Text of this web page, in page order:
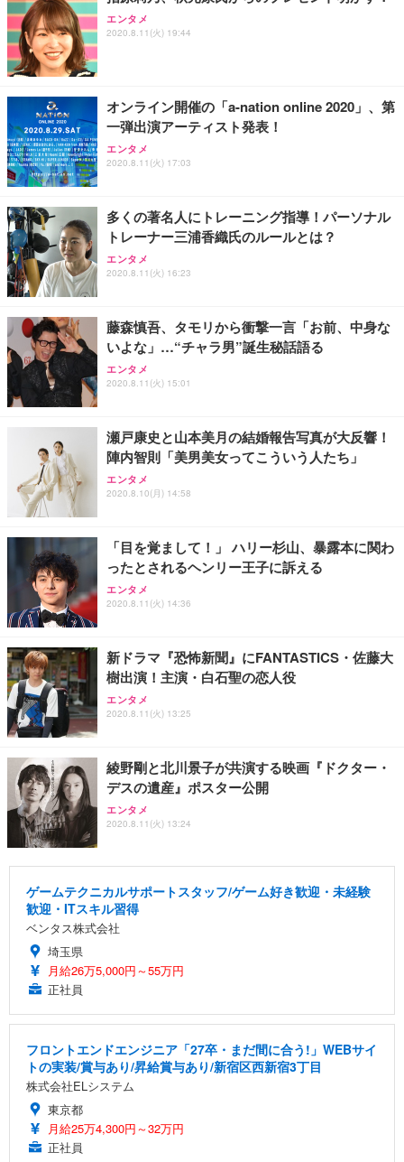
エンタメ
2020.8.11(火) 19:44
オンライン開催の「a-nation online 2020」、第
一弾出演アーティスト発表！
エンタメ
2020.8.11(火) 17:03
多くの著名人にトレーニング指導！パーソナル
トレーナー三浦香織氏のルールとは？
エンタメ
2020.8.11(火) 16:23
藤森慎吾、タモリから衝撃一言「お前、中身な
いよな」…“チャラ男”誕生秘話語る
エンタメ
2020.8.11(火) 15:01
瀬戸康史と山本美月の結婚報告写真が大反響！
陣内智則「美男美女ってこういう人たち」
エンタメ
2020.8.10(月) 14:58
「目を覚まして！」 ハリー杉山、暴露本に関わ
ったとされるヘンリー王子に訴える
エンタメ
2020.8.11(火) 14:36
新ドラマ『恐怖新聞』にFANTASTICS・佐藤大
樹出演！主演・白石聖の恋人役
エンタメ
2020.8.11(火) 13:25
綾野剛と北川景子が共演する映画『ドクター・
デスの遺産』ポスター公開
エンタメ
2020.8.11(火) 13:24
ゲームテクニカルサポートスタッフ/ゲーム好き歓迎・未経験
歓迎・ITスキル習得
ベンタス株式会社
埼玉県
月給26万5,000円～55万円
正社員
フロントエンドエンジニア「27卒・まだ間に合う!」WEBサイ
トの実装/賞与あり/昇給賞与あり/新宿区西新宿3丁目
株式会社ELシステム
東京都
月給25万4,300円～32万円
正社員